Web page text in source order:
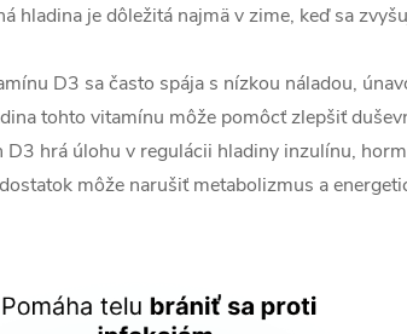
hladina je dôležitá najmä v zime, keď sa
D3 sa často spája s nízkou náladou,
tohto vitamínu môže pomôcť zlepšiť
D3 hrá úlohu v regulácii hladiny inzulínu,
môže narušiť metabolizmus a